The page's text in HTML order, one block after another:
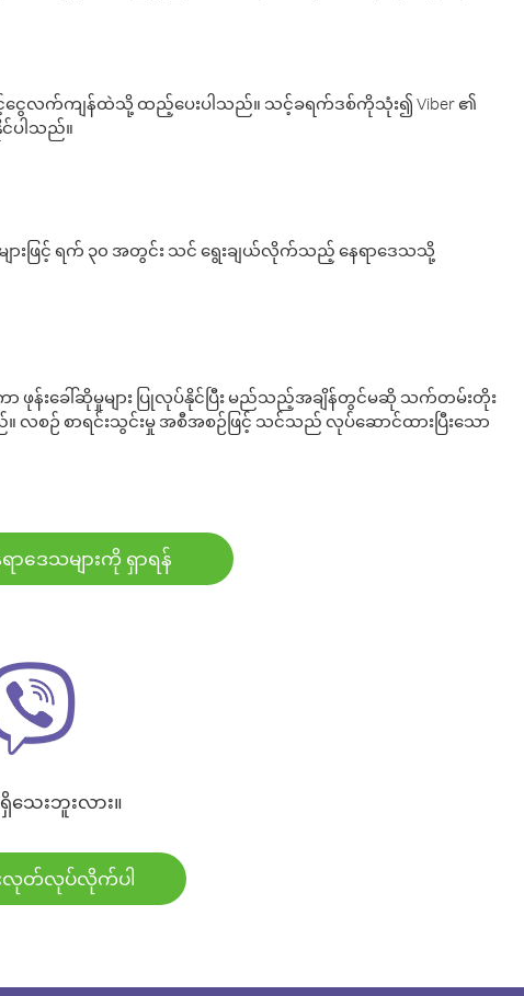
ေလက်ကျန်ထဲသို့ ထည့်ပေးပါသည်။ သင့်ခရက်ဒစ်ကိုသုံး၍ Viber ၏
င်ပါသည်။
ားဖြင့် ရက် ၃၀ အတွင်း သင် ရွေးချယ်လိုက်သည့် နေရာဒေသသို့
ာ ဖုန်းခေါ်ဆိုမှုများ ပြုလုပ်နိုင်ပြီး မည်သည့်အချိန်တွင်မဆို သက်တမ်းတိုး
စဉ် စာရင်းသွင်းမှု အစီအစဉ်ဖြင့် သင်သည် လုပ်ဆောင်ထားပြီးသော
ဒေသများကို ရှာရန်
ရှိသေးဘူးလား။
းလုတ်လုပ်လိုက်ပါ